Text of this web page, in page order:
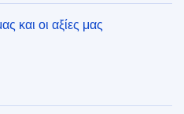
και οι αξίες μας